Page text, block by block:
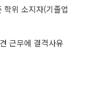
위 소지자(기졸업
근무에 결격사유